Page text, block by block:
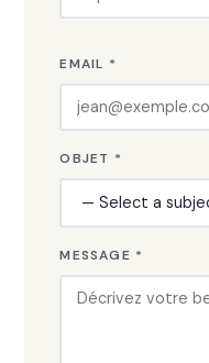
EMAIL *
OBJET *
MESSAGE *